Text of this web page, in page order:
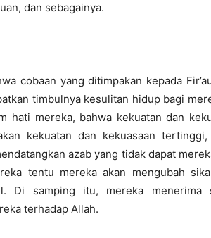
dan sebagainya.
cobaan yang ditimpakan kepada
timbulnya kesulitan hidup bagi
hati mereka, bahwa kekuatan dan
kekuatan dan kekuasaan
azab yang tidak dapat
tentu mereka akan mengubah
Di samping itu, mereka menerima
terhadap Allah.